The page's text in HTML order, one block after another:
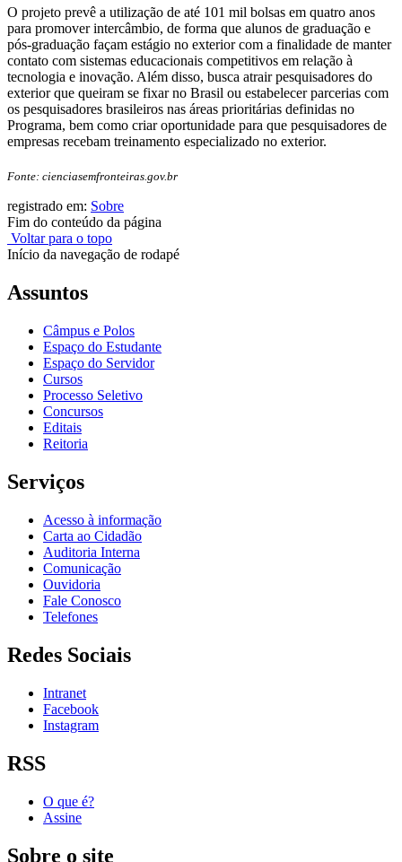
O projeto prevê a utilização de até 101 mil bolsas em quatro anos
para promover intercâmbio, de forma que alunos de graduação e
pós-graduação façam estágio no exterior com a finalidade de manter
contato com sistemas educacionais competitivos em relação à
tecnologia e inovação. Além disso, busca atrair pesquisadores do
exterior que queiram se fixar no Brasil ou estabelecer parcerias com
os pesquisadores brasileiros nas áreas prioritárias definidas no
Programa, bem como criar oportunidade para que pesquisadores de
empresas recebam treinamento especializado no exterior.
Fonte: cienciasemfronteiras.gov.br
registrado em: Sobre
Fim do conteúdo da página
Voltar para o topo
Início da navegação de rodapé
Assuntos
Câmpus e Polos
Espaço do Estudante
Espaço do Servidor
Cursos
Processo Seletivo
Concursos
Editais
Reitoria
Serviços
Acesso à informação
Carta ao Cidadão
Auditoria Interna
Comunicação
Ouvidoria
Fale Conosco
Telefones
Redes Sociais
Intranet
Facebook
Instagram
RSS
O que é?
Assine
Sobre o site